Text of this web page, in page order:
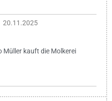
20.11.2025
Müller kauft die Molkerei